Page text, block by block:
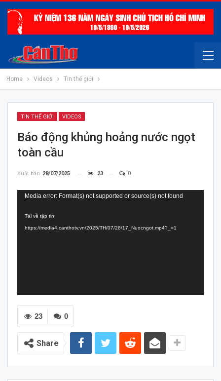
Home Videos Tin thế giới
TIN THẾ GIỚI VIDEOS
Báo động khủng hoảng nước ngọt
toàn cầu
Xuất bản 28/07/2025 23 0
Trình
Video
Media error: Format(s) not supported or source(s) not found
Tải về tập tin:
https://media4.canthotv.vn/2025/TH/07/28/17_Nuocngot.mp4?_=1
0
23
Share